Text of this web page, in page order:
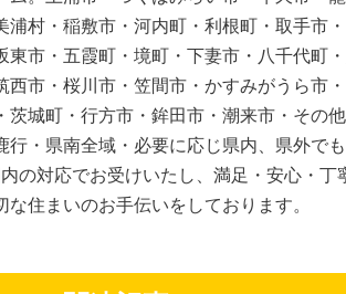
浦村・稲敷市・河内町・利根町・取手市
東市・五霞町・境町・下妻市・八千代町
西市・桜川市・笠間市・かすみがうら市
茨城町・行方市・鉾田市・潮来市・その
行・県南全域・必要に応じ県内、県外で
の対応でお受けいたし、満足・安心・丁
な住まいのお手伝いをしております。